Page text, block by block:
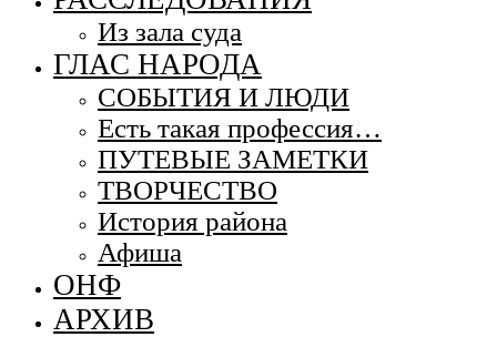
Из зала суда
ГЛАС НАРОДА
СОБЫТИЯ И ЛЮДИ
Есть такая профессия…
ПУТЕВЫЕ ЗАМЕТКИ
ТВОРЧЕСТВО
История района
Афиша
ОНФ
АРХИВ